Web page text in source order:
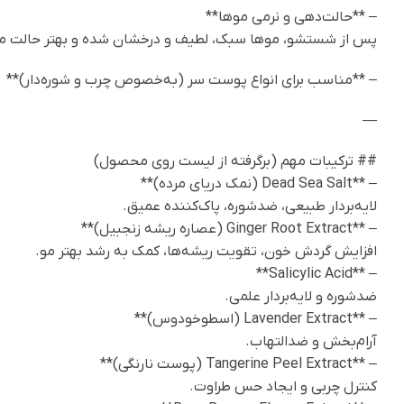
– **حالت‌دهی و نرمی موها**
پس از شستشو، موها سبک، لطیف و درخشان شده و بهتر حالت
– **مناسب برای انواع پوست سر (به‌خصوص چرب و شوره‌دار)**
—
## ترکیبات مهم (برگرفته از لیست روی محصول)
– **Dead Sea Salt (نمک دریای مرده)**
لایه‌بردار طبیعی، ضدشوره، پاک‌کننده عمیق.
– **Ginger Root Extract (عصاره ریشه زنجبیل)**
افزایش گردش خون، تقویت ریشه‌ها، کمک به رشد بهتر مو.
– **Salicylic Acid**
ضدشوره و لایه‌بردار علمی.
– **Lavender Extract (اسطوخودوس)**
آرام‌بخش و ضدالتهاب.
– **Tangerine Peel Extract (پوست نارنگی)**
کنترل چربی و ایجاد حس طراوت.